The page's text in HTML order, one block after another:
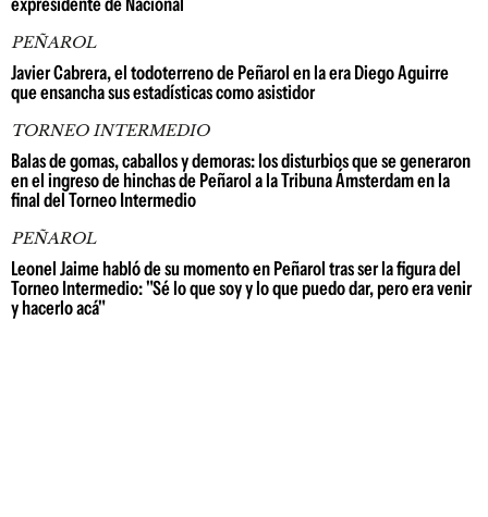
PEÑAROL
Javier Cabrera, el todoterreno de Peñarol en la era Diego Aguirre
que ensancha sus estadísticas como asistidor
TORNEO INTERMEDIO
Balas de gomas, caballos y demoras: los disturbios que se generaron
en el ingreso de hinchas de Peñarol a la Tribuna Ámsterdam en la
final del Torneo Intermedio
PEÑAROL
Leonel Jaime habló de su momento en Peñarol tras ser la figura del
Torneo Intermedio: "Sé lo que soy y lo que puedo dar, pero era venir
y hacerlo acá"